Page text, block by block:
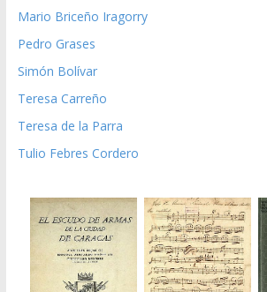
Mario Briceño Iragorry
Pedro Grases
Simón Bolívar
Teresa Carreño
Teresa de la Parra
Tulio Febres Cordero